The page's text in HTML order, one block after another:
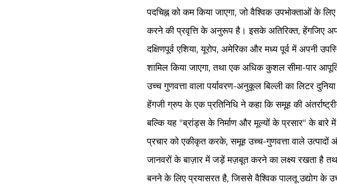
पदचिह्न को कम किया जाएगा, जो वैश्विक उपभोक्ताओं के
करने की प्रवृत्ति के अनुरूप है। इसके अतिरिक्त, हेंगजिए
दक्षिणपूर्व एशिया, यूरोप, अमेरिका और मध्य पूर्व में अपनी
शामिल किया जाएगा, तथा एक अधिक कुशल सीमा-पार
उच्च गुणवत्ता वाला पर्यावरण-अनुकूल बिल्ली का लिटर
हेंगजी ग्रुप के एक प्रतिनिधि ने कहा कि समूह की
बल्कि यह "ब्रांड्स के निर्माण और मूल्यों के प्रसार" के
प्रचार को एकीकृत करके, समूह उच्च-गुणवत्ता वाले उत्पादों
जानवरों के बाज़ार में जड़ें मज़बूत करने का लक्ष्य रखता है
बनने के लिए प्रयासरत है, जिससे वैश्विक पालतू उद्योग के